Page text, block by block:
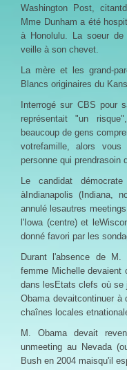
Washington Post,
Mme Dunham a été
à Honolulu. La soeur de
veille à son chevet.
La mère et les grand-
Blancs originaires du
Interrogé sur CBS pour
représentait "un
beaucoup de gens
votrefamille, alors
personne qui prendrasoin
Le candidat
àIndianapolis (Indiana,
annulé lesautres
l'Iowa (centre) et
donné favori par les
Durant l'absence de
femme Michelle devaient
dans lesEtats clefs où se
Obama devaitcontinuer
chaînes locales
M. Obama devait
unmeeting au Nevada
Bush en 2004 maisqu'il